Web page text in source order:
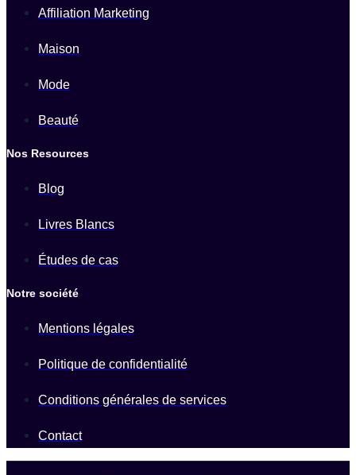
Affiliation Marketing
Maison
Mode
Beauté
Nos Resources
Blog
Livres Blancs
Études de cas
Notre société
Mentions légales
Politique de confidentialité
Conditions générales de services
Contact